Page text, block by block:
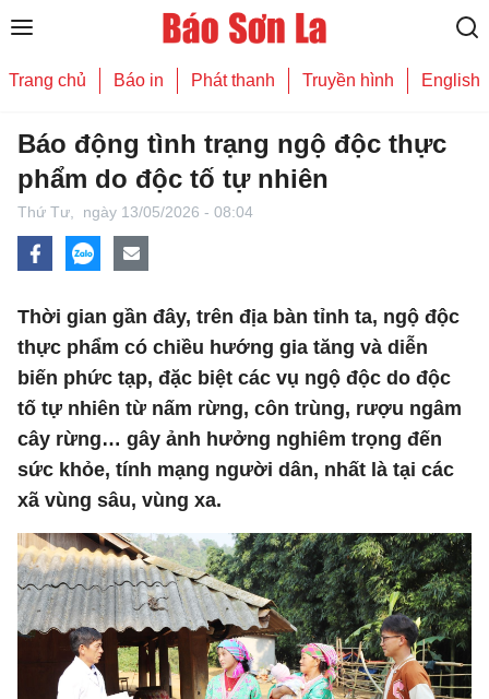
Trang chủ Báo in Phát thanh Truyền hình English
Báo động tình trạng ngộ độc thực
phẩm do độc tố tự nhiên
Thứ Tư, ngày 13/05/2026 - 08:04
Thời gian gần đây, trên địa bàn tỉnh ta, ngộ độc
thực phẩm có chiều hướng gia tăng và diễn
biến phức tạp, đặc biệt các vụ ngộ độc do độc
tố tự nhiên từ nấm rừng, côn trùng, rượu ngâm
cây rừng… gây ảnh hưởng nghiêm trọng đến
sức khỏe, tính mạng người dân, nhất là tại các
xã vùng sâu, vùng xa.